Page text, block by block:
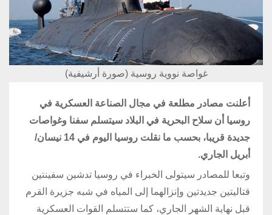
غواصة نووية روسية (صورة أرشيفية)
أعلنت مصادر مطلعة في مجال الصناعة العسكرية في
روسيا أن سلاح البحرية في البلاد سيتسلم سفنا وغواصات
جديدة قريبا، بحسب ما نقلت روسيا اليوم في 14 نيسان/
أبريل الجاري.
وتبعا للمصادر سيتولى الخبراء في روسيا تدشين سفينتين
قتاليتين جديدتين وإنزالهما إلى المياه في شبه جزيرة القرم
قبل نهاية الشهر الجاري، كما ستتسلم القوات العسكرية